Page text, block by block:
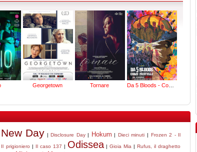
Georgetown Tornare Da 5 Bloods - Come fratelli
Day |Disclosure Day| Hokum | Dieci minuti | Frozen 2 - Il
Il prigioniero | Il caso 137 | Odissea| Gioia Mia |Rufus, il draghetto